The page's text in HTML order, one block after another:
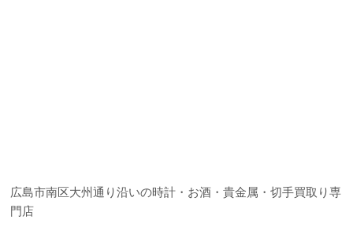
広島市南区大州通り沿いの時計・お酒・貴金属・切手買取り専
門店